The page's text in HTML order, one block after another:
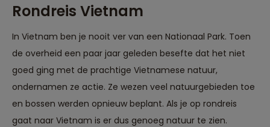
Rondreis Vietnam
In Vietnam ben je nooit ver van een Nationaal Park. Toen
de overheid een paar jaar geleden besefte dat het niet
goed ging met de prachtige Vietnamese natuur,
ondernamen ze actie. Ze wezen veel natuurgebieden toe
en bossen werden opnieuw beplant. Als je op rondreis
gaat naar Vietnam is er dus genoeg natuur te zien.